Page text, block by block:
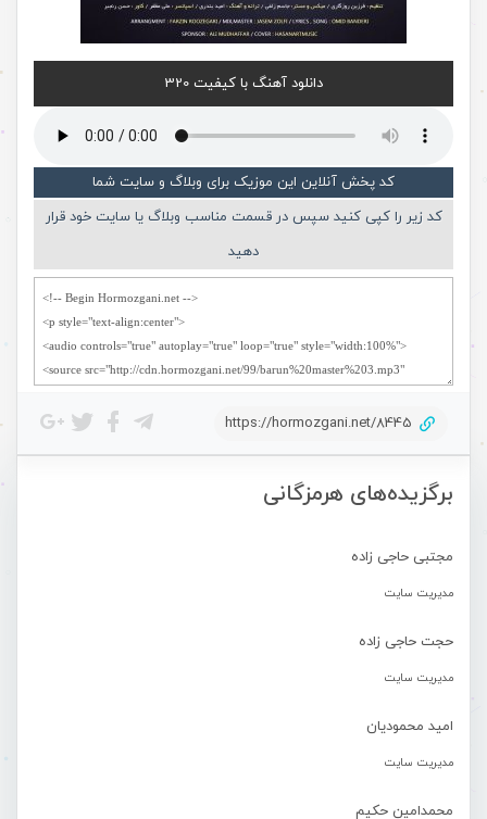
برگزیده‌های هرمزگانی
مجتبی حاجی زاده
مدیریت سایت
حجت حاجی زاده
مدیریت سایت
امید محمودیان
مدیریت سایت
محمدامین حکیم
دانلود آهنگ با کیفیت 320
کد پخش آنلاین این موزیک برای وبلاگ و سایت شما
کد زیر را کپی کنید سپس در قسمت مناسب وبلاگ یا سایت خود قرار
دهید
https://hormozgani.net/8445